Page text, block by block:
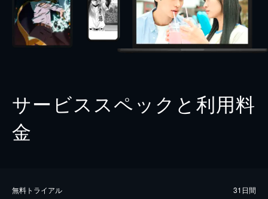
サービススペックと利用料
金
無料トライアル 31日間